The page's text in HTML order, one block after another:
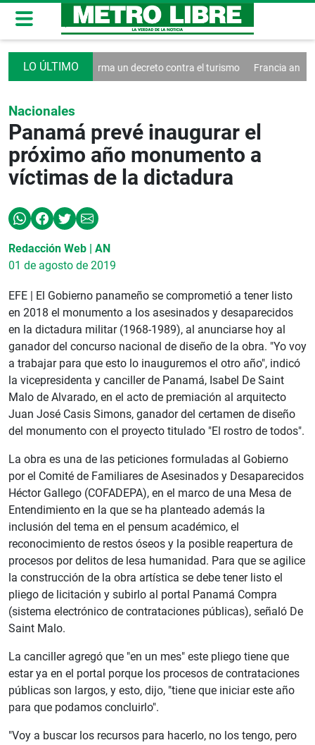
Trump firma un decreto contra el turismo Francia anuncia
Nacionales
Panamá prevé inaugurar el
próximo año monumento a
víctimas de la dictadura
Redacción Web | AN
01 de agosto de 2019
EFE | El Gobierno panameño se comprometió a tener listo
en 2018 el monumento a los asesinados y desaparecidos
en la dictadura militar (1968-1989), al anunciarse hoy al
ganador del concurso nacional de diseño de la obra. "Yo voy
a trabajar para que esto lo inauguremos el otro año", indicó
la vicepresidenta y canciller de Panamá, Isabel De Saint
Malo de Alvarado, en el acto de premiación al arquitecto
Juan José Casis Simons, ganador del certamen de diseño
del monumento con el proyecto titulado "El rostro de todos".
La obra es una de las peticiones formuladas al Gobierno
por el Comité de Familiares de Asesinados y Desaparecidos
Héctor Gallego (COFADEPA), en el marco de una Mesa de
Entendimiento en la que se ha planteado además la
inclusión del tema en el pensum académico, el
reconocimiento de restos óseos y la posible reapertura de
procesos por delitos de lesa humanidad. Para que se agilice
la construcción de la obra artística se debe tener listo el
pliego de licitación y subirlo al portal Panamá Compra
(sistema electrónico de contrataciones públicas), señaló De
Saint Malo.
La canciller agregó que "en un mes" este pliego tiene que
estar ya en el portal porque los procesos de contrataciones
públicas son largos, y esto, dijo, "tiene que iniciar este año
para que podamos concluirlo".
"Voy a buscar los recursos para hacerlo, no los tengo, pero